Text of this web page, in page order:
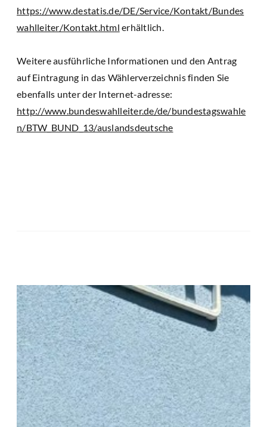
https://www.destatis.de/DE/Service/Kontakt/Bundes
wahlleiter/Kontakt.html erhältlich.
Weitere ausführliche Informationen und den Antrag
auf Eintragung in das Wählerverzeichnis finden Sie
ebenfalls unter der Internet-adresse:
http://www.bundeswahlleiter.de/de/bundestagswahle
n/BTW_BUND_13/auslandsdeutsche